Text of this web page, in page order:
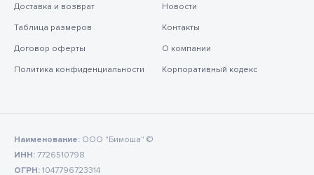
Доставка и возврат
Таблица размеров
Договор оферты
Политика конфиденциальности
Новости
Контакты
О компании
Корпоративный кодекс
Наименование: ООО "Бимоша" ©
ИНН: 7726510798
ОГРН: 1047796723314